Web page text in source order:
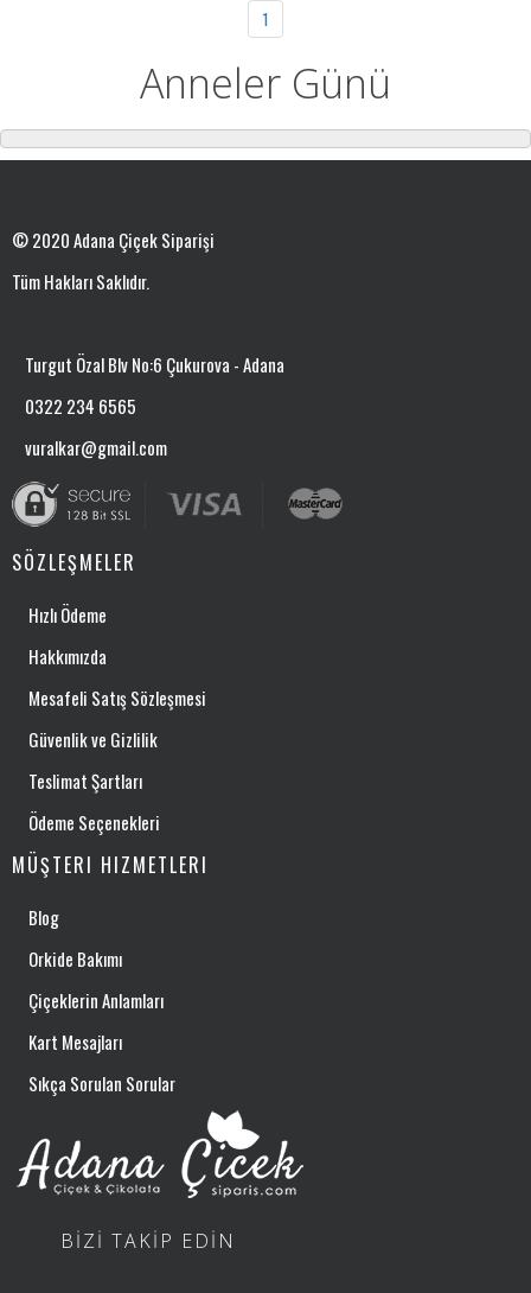
1
Anneler Günü
© 2020 Adana Çiçek Siparişi
Tüm Hakları Saklıdır.
Turgut Özal Blv No:6 Çukurova - Adana
0322 234 6565
vuralkar@gmail.com
SÖZLEŞMELER
Hızlı Ödeme
Hakkımızda
Mesafeli Satış Sözleşmesi
Güvenlik ve Gizlilik
Teslimat Şartları
Ödeme Seçenekleri
MÜŞTERI HIZMETLERI
Blog
Orkide Bakımı
Çiçeklerin Anlamları
Kart Mesajları
Sıkça Sorulan Sorular
BİZİ TAKİP EDİN